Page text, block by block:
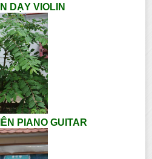
DẠY VIOLIN
PIANO GUITAR